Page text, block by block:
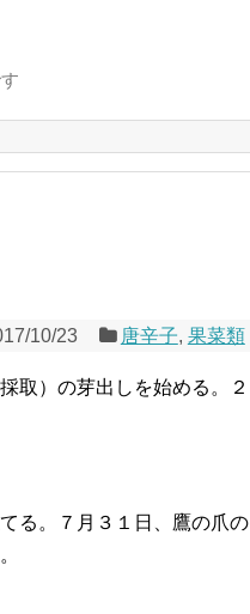
10/23 唐辛子, 果菜類
取）の芽出しを始める。２
る。７月３１日、鷹の爪の